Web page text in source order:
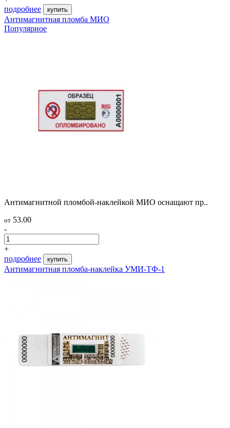
подробнее
купить
Антимагнитная пломба МИО
Популярное
Антимагнитной пломбой-наклейкой МИО оснащают пр..
от 53.00
-
+
подробнее
купить
Антимагнитная пломба-наклейка УМИ-ТФ-1